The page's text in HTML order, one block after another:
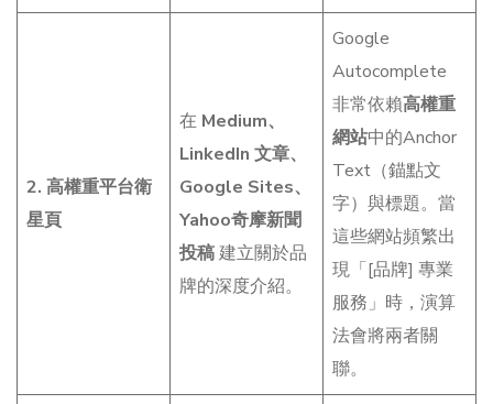
2. 高權重平台衛
星頁
在 Medium、
LinkedIn 文章、
Google Sites、
Yahoo奇摩新聞
投稿建立關於品
牌的深度介紹。
Google
Autocomplete
非常依賴高權重
網站中的Anchor
Text（錨點文
字）與標題。當
這些網站頻繁出
現「[品牌] 專業
服務」時，演算
法會將兩者關
聯。